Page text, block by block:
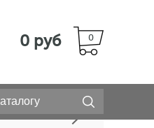
0
0 руб